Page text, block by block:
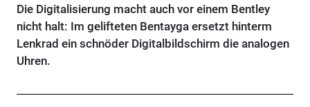
Die Digitalisierung macht auch vor einem Bentley
nicht halt: Im gelifteten Bentayga ersetzt hinterm
Lenkrad ein schnöder Digitalbildschirm die analogen
Uhren.